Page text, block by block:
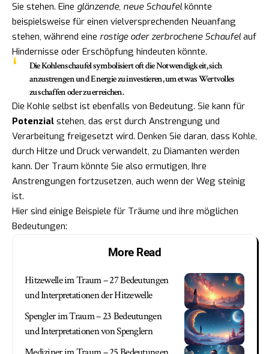
Sie stehen. Eine glänzende, neue Schaufelkönnte
beispielsweise für einen vielversprechenden Neuanfang
stehen, während eine rostige oder zerbrochene Schaufelauf
Hindernisse oder Erschöpfung hindeuten könnte.
Die Kohlenschaufel symbolisiert oft die Notwendigkeit, sich
anzustrengen und Energie zu investieren, um etwas Wertvolles
zu schaffen oder zu erreichen.
Die Kohle selbst ist ebenfalls von Bedeutung. Sie kann für
Potenzial stehen, das erst durch Anstrengung und
Verarbeitung freigesetzt wird. Denken Sie daran, dass Kohle,
durch Hitze und Druck verwandelt, zu Diamanten werden
kann. Der Traum könnte Sie also ermutigen, Ihre
Anstrengungen fortzusetzen, auch wenn der Weg steinig
ist.
Hier sind einige Beispiele für Träume und ihre möglichen
Bedeutungen:
More Read
Hitzewelle im Traum – 27 Bedeutungen
und Interpretationen der Hitzewelle
Spengler im Traum – 23 Bedeutungen
und Interpretationen von Spenglern